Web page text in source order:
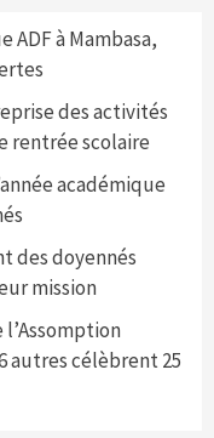
ADF à Mambasa,
des activités
rentrée scolaire
académique
des doyennés
mission
célèbrent 25